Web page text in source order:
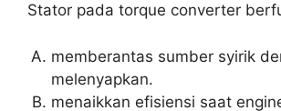
Stator pada torque converter
memberantas sumber syirik
melenyapkan.
menaikkan efisiensi saat